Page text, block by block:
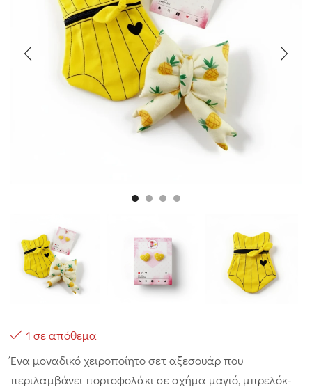
1 σε απόθεμα
Ένα μοναδικό χειροποίητο σετ αξεσουάρ που
περιλαμβάνει πορτοφολάκι σε σχήμα μαγιό, μπρελόκ-